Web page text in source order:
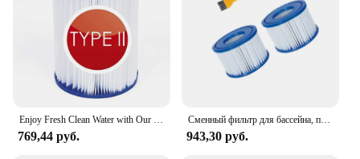
769,44 руб.
Сменный фильтр для бассейна, подходит для фильтров Bestway Flowclear размера VI Lay-Z-Spa - Miami Vegas
943,30 руб.